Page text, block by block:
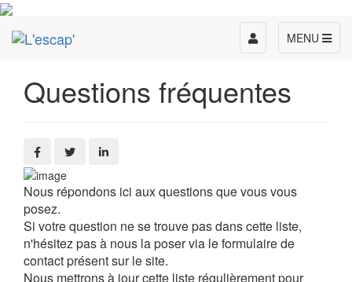
MENU
Toggle
navigation
Questions fréquentes
Nous répondons ici aux questions que vous vous
posez.
Si votre question ne se trouve pas dans cette liste,
n'hésitez pas à nous la poser via le formulaire de
contact présent sur le site.
Nous mettrons à jour cette liste régulièrement pour